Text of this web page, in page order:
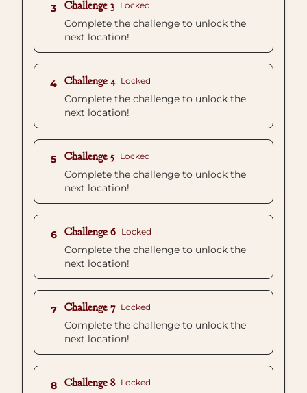
3 Challenge 3 Locked
Complete the challenge to unlock the
next location!
4 Challenge 4 Locked
Complete the challenge to unlock the
next location!
5 Challenge 5 Locked
Complete the challenge to unlock the
next location!
6 Challenge 6 Locked
Complete the challenge to unlock the
next location!
7 Challenge 7 Locked
Complete the challenge to unlock the
next location!
8 Challenge 8 Locked